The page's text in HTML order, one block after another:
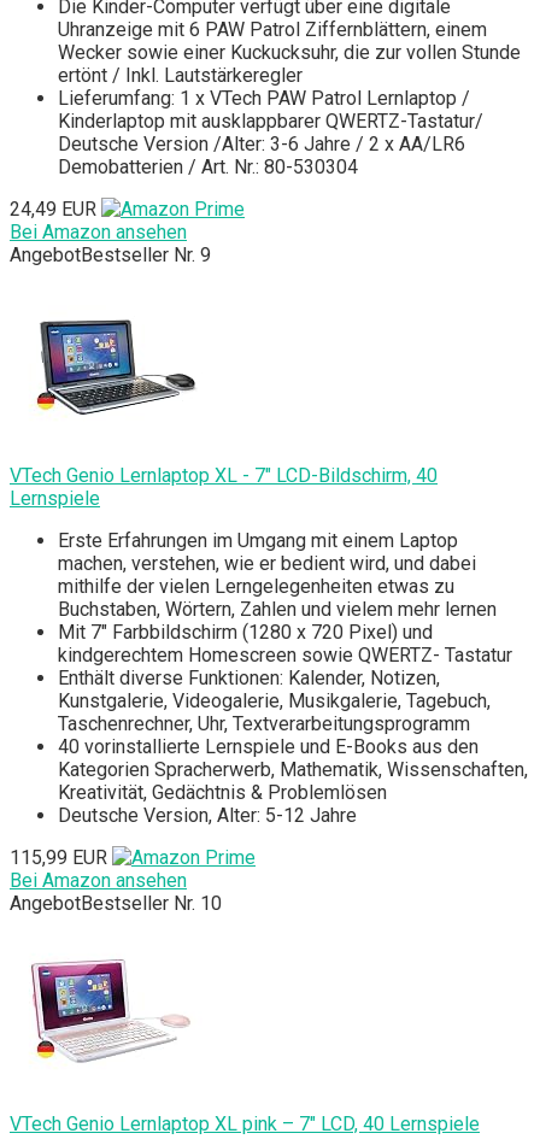
Die Kinder-Computer verfügt über eine digitale
Uhranzeige mit 6 PAW Patrol Ziffernblättern, einem
Wecker sowie einer Kuckucksuhr, die zur vollen Stunde
ertönt / Inkl. Lautstärkeregler
Lieferumfang: 1 x VTech PAW Patrol Lernlaptop /
Kinderlaptop mit ausklappbarer QWERTZ-Tastatur/
Deutsche Version /Alter: 3-6 Jahre / 2 x AA/LR6
Demobatterien / Art. Nr.: 80-530304
24,49 EUR
Bei Amazon ansehen
AngebotBestseller Nr. 9
VTech Genio Lernlaptop XL - 7" LCD-Bildschirm, 40
Lernspiele
Erste Erfahrungen im Umgang mit einem Laptop
machen, verstehen, wie er bedient wird, und dabei
mithilfe der vielen Lerngelegenheiten etwas zu
Buchstaben, Wörtern, Zahlen und vielem mehr lernen
Mit 7" Farbbildschirm (1280 x 720 Pixel) und
kindgerechtem Homescreen sowie QWERTZ- Tastatur
Enthält diverse Funktionen: Kalender, Notizen,
Kunstgalerie, Videogalerie, Musikgalerie, Tagebuch,
Taschenrechner, Uhr, Textverarbeitungsprogramm
40 vorinstallierte Lernspiele und E-Books aus den
Kategorien Spracherwerb, Mathematik, Wissenschaften,
Kreativität, Gedächtnis & Problemlösen
Deutsche Version, Alter: 5-12 Jahre
115,99 EUR
Bei Amazon ansehen
AngebotBestseller Nr. 10
VTech Genio Lernlaptop XL pink – 7" LCD, 40 Lernspiele